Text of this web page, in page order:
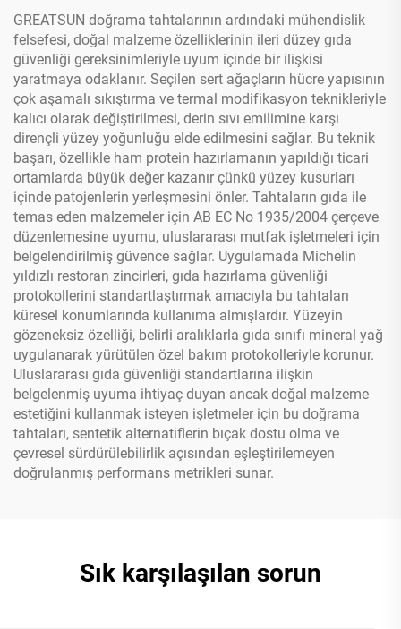
GREATSUN doğrama tahtalarının ardındaki mühendislik
felsefesi, doğal malzeme özelliklerinin ileri düzey gıda
güvenliği gereksinimleriyle uyum içinde bir ilişkisi
yaratmaya odaklanır. Seçilen sert ağaçların hücre yapısının
çok aşamalı sıkıştırma ve termal modifikasyon teknikleriyle
kalıcı olarak değiştirilmesi, derin sıvı emilimine karşı
dirençli yüzey yoğunluğu elde edilmesini sağlar. Bu teknik
başarı, özellikle ham protein hazırlamanın yapıldığı ticari
ortamlarda büyük değer kazanır çünkü yüzey kusurları
içinde patojenlerin yerleşmesini önler. Tahtaların gıda ile
temas eden malzemeler için AB EC No 1935/2004 çerçeve
düzenlemesine uyumu, uluslararası mutfak işletmeleri için
belgelendirilmiş güvence sağlar. Uygulamada Michelin
yıldızlı restoran zincirleri, gıda hazırlama güvenliği
protokollerini standartlaştırmak amacıyla bu tahtaları
küresel konumlarında kullanıma almışlardır. Yüzeyin
gözeneksiz özelliği, belirli aralıklarla gıda sınıfı mineral yağ
uygulanarak yürütülen özel bakım protokolleriyle korunur.
Uluslararası gıda güvenliği standartlarına ilişkin
belgelenmiş uyuma ihtiyaç duyan ancak doğal malzeme
estetiğini kullanmak isteyen işletmeler için bu doğrama
tahtaları, sentetik alternatiflerin bıçak dostu olma ve
çevresel sürdürülebilirlik açısından eşleştirilemeyen
doğrulanmış performans metrikleri sunar.
Sık karşılaşılan sorun